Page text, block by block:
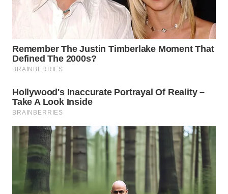
SUMEDANG
WN
CIANJUR
SERIBU
WN
TANGERANG
WN
BINJAI